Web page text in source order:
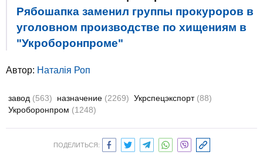
Рябошапка заменил группы прокуроров в
уголовном производстве по хищениям в
"Укроборонпроме"
Автор: Наталія Роп
завод (563) назначение (2269) Укрспецэкспорт (88)
Укроборонпром (1248)
ПОДЕЛИТЬСЯ: